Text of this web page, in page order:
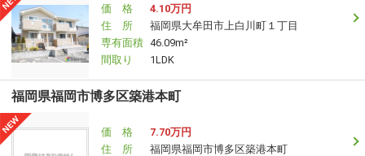
価 格
4.10万円
住 所
福岡県大牟田市上白川町１丁目
専有面積 46.09m²
間取り
1LDK
福岡県福岡市博多区築港本町
価 格
7.70万円
住 所
福岡県福岡市博多区築港本町